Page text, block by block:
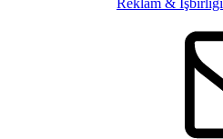
Reklam & İşbirliği